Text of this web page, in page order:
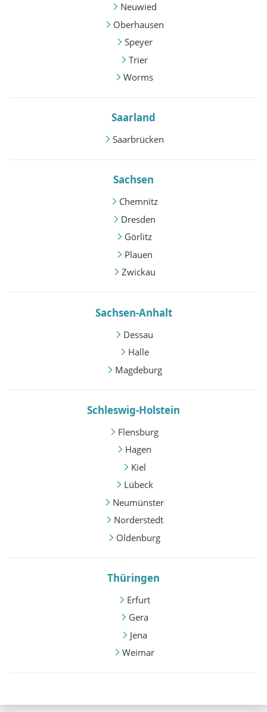
Neuwied
Oberhausen
Speyer
Trier
Worms
Saarland
Saarbrücken
Sachsen
Chemnitz
Dresden
Görlitz
Plauen
Zwickau
Sachsen-Anhalt
Dessau
Halle
Magdeburg
Schleswig-Holstein
Flensburg
Hagen
Kiel
Lübeck
Neumünster
Norderstedt
Oldenburg
Thüringen
Erfurt
Gera
Jena
Weimar